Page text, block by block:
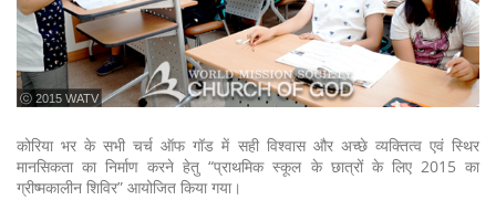
ⓒ 2015 WATV
कोरिया भर के सभी चर्च ऑफ गॉड में सही विश्वास और अच्छे व्यक्तित्व एवं स्थिर
मानसिकता का निर्माण करने हेतु “प्राथमिक स्कूल के छात्रों के लिए 2015 का
ग्रीष्मकालीन शिविर” आयोजित किया गया।